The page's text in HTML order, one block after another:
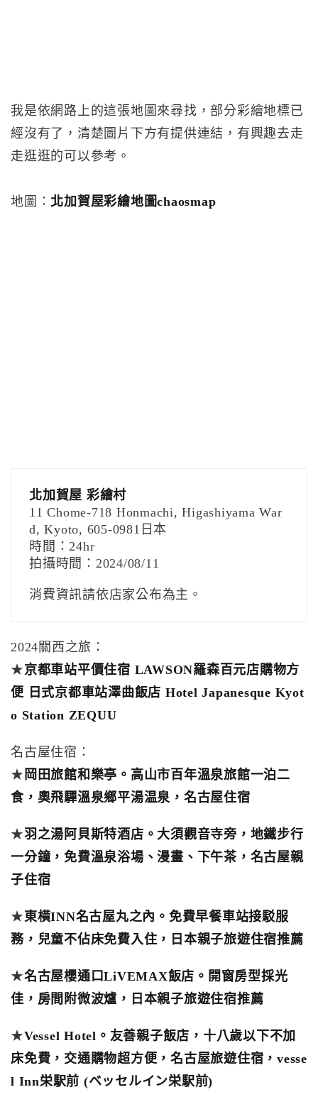
我是依網路上的這張地圖來尋找，部分彩繪地標已
經沒有了，清楚圖片下方有提供連結，有興趣去走
走逛逛的可以參考。
地圖：北加賀屋彩繪地圖chaosmap
北加賀屋 彩繪村
11 Chome-718 Honmachi, Higashiyama War
d, Kyoto, 605-0981日本
時間：24hr
拍攝時間：2024/08/11
消費資訊請依店家公布為主。
2024關西之旅：
★京都車站平價住宿 LAWSON羅森百元店購物方
便 日式京都車站澤曲飯店 Hotel Japanesque Kyot
o Station ZEQUU
名古屋住宿：
★ 岡田旅館和樂亭。高山市百年溫泉旅館一泊二
食，‎奧飛驒溫泉鄉平湯温泉，名古屋住宿
★羽之湯阿貝斯特酒店。大須觀音寺旁，地鐵步行
一分鐘，免費溫泉浴場、漫畫、下午茶，名古屋親
子住宿
★東橫INN名古屋丸之內。免費早餐車站接駁服
務，兒童不佔床免費入住，日本親子旅遊住宿推薦
★名古屋櫻通口LiVEMAX飯店。開窗房型採光
佳，房間附微波爐，日本親子旅遊住宿推薦
★Vessel Hotel。友善親子飯店，十八歲以下不加
床免費，交通購物超方便，名古屋旅遊住宿，vesse
l Inn栄駅前 (ベッセルイン栄駅前)